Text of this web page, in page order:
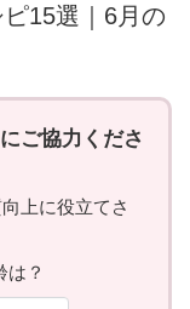
15選｜6月の